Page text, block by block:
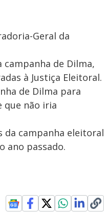
Geral da
de Dilma,
à Justiça Eleitoral.
de Dilma para
que não iria
da campanha eleitoral
ano passado.